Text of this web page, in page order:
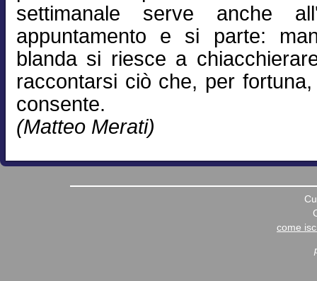
settimanale serve anche
appuntamento e si parte:
blanda si riesce a
raccontarsi ciò che, per
consente.
(Matteo Merati)
come